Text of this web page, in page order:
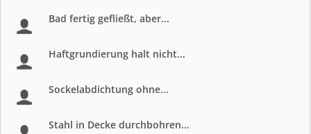
Bad fertig gefließt, aber...
Haftgrundierung halt nicht...
Sockelabdichtung ohne...
Stahl in Decke durchbohren...